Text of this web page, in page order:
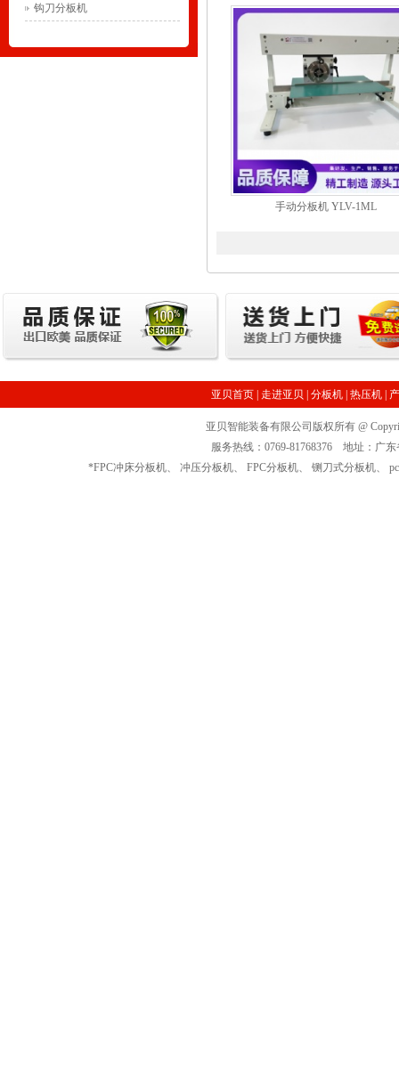
钩刀分板机
手动分板机 YLV-1ML
亚贝首页 走进亚贝 分板机 热压机
亚贝智能装备有限公司版权所有 @
服务热线：0769-81768376 地址：广
*FPC冲床分板机、 冲压分板机、 FPC分板机、 铡刀式分板机、